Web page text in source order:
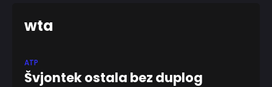
wta
ATP
Švjontek ostala bez duplog